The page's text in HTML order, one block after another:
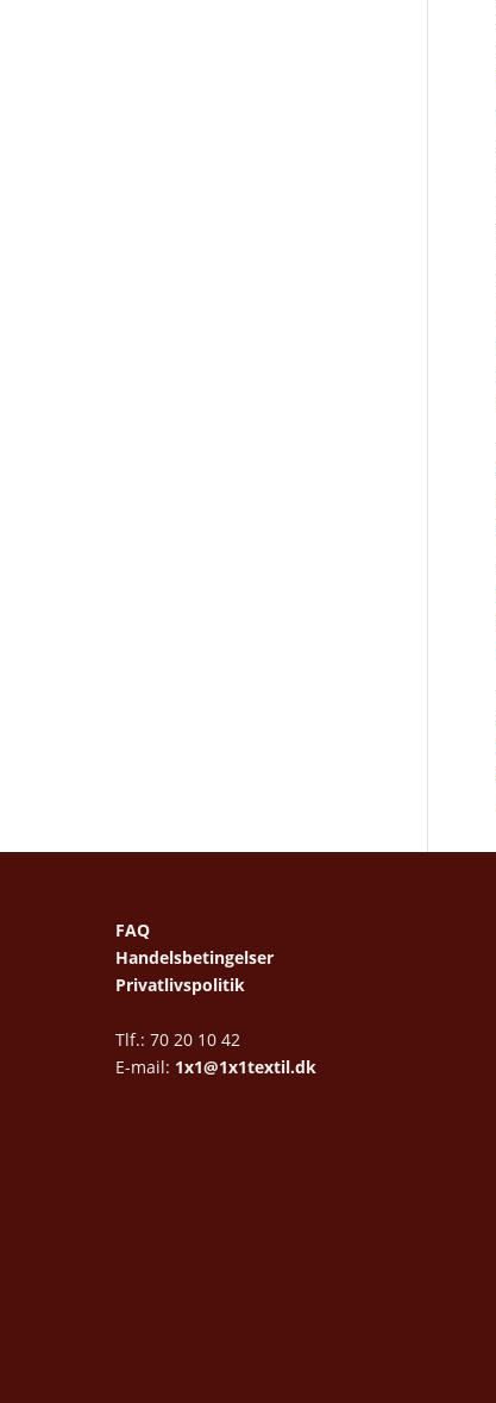
FAQ
Handelsbetingelser
Privatlivspolitik
Tlf.: 70 20 10 42
E-mail: 1x1@1x1textil.dk